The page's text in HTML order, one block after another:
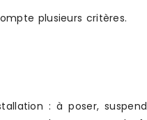
plusieurs critères.
: à poser,